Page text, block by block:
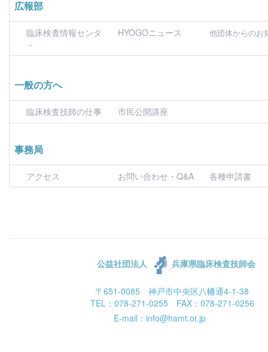
広報部
臨床検査情報センタ
－
HYOGOニュース 他団体からのお
一般の方へ
臨床検査技師の仕事 市民公開講座
事務局
アクセス お問い合わせ・Q&A 各種申請書
公益社団法人 兵庫県臨床検査技師会
〒651-0085 神戸市中央区八幡通4-1-38
TEL：078-271-0255 FAX：078-271-0256
E-mail：info@hamt.or.jp